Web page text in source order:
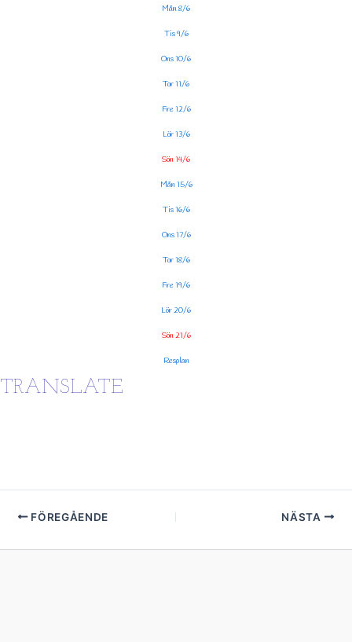
Mån 8/6
Tis 9/6
Ons 10/6
Tor 11/6
Fre 12/6
Lör 13/6
Sön 14/6
Mån 15/6
Tis 16/6
Ons 17/6
Tor 18/6
Fre 19/6
Lör 20/6
Sön 21/6
Resplan
TRANSLATE
FÖREGÅENDE NÄSTA